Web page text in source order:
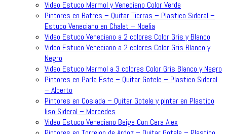
Video Estuco Marmol y Veneciano Color Verde
Pintores en Batres – Quitar Tierras – Plastico Sideral –
Estuco Veneciano en Chalet – Noelia
Video Estuco Veneciano a 2 colores Color Gris y Blanco
Video Estuco Veneciano a 2 colores Color Gris Blanco y
Negro
Video Estuco Marmol a 3 colores Color Gris Blanco y Negro
Pintores en Parla Este – Quitar Gotele – Plastico Sideral
– Alberto
Pintores en Coslada – Quitar Gotele y pintar en Plastico
liso Sideral – Mercedes
Video Estuco Veneciano Beige Con Cera Alex